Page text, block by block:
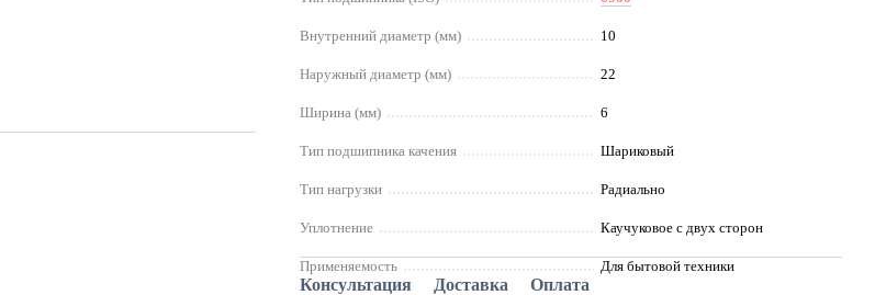
Внутренний диаметр (мм) 10
Наружный диаметр (мм) 22
Ширина (мм) 6
Тип подшипника качения Шариковый
Тип нагрузки Радиально
Уплотнение Каучуковое с двух сторон
Применяемость Для бытовой техники
Консультация Доставка Оплата